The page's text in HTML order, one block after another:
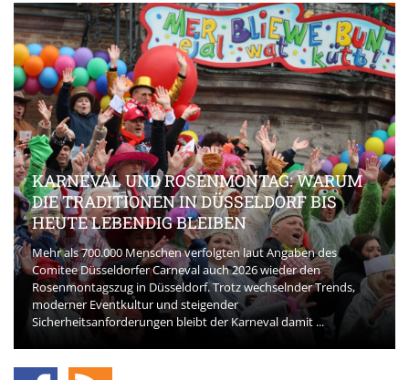
KARNEVAL UND ROSENMONTAG: WARUM
DIE TRADITIONEN IN DÜSSELDORF BIS
HEUTE LEBENDIG BLEIBEN
Mehr als 700.000 Menschen verfolgten laut Angaben des
Comitee Düsseldorfer Carneval auch 2026 wieder den
Rosenmontagszug in Düsseldorf. Trotz wechselnder Trends,
moderner Eventkultur und steigender
Sicherheitsanforderungen bleibt der Karneval damit ...